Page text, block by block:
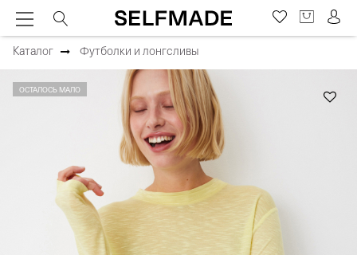
Каталог Футболки и лонгсливы
ОСТАЛОСЬ МАЛО